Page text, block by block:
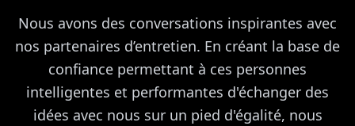
Nous avons des conversations inspirantes avec
nos partenaires d’entretien. En créant la base de
confiance permettant à ces personnes
intelligentes et performantes d'échanger des
idées avec nous sur un pied d'égalité, nous